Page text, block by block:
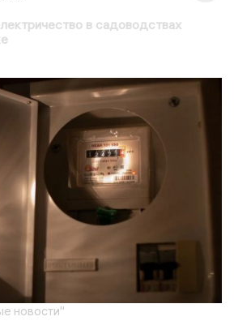
в садоводствах
новости"